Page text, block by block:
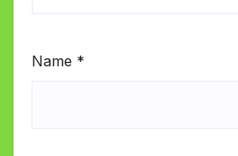
Name *